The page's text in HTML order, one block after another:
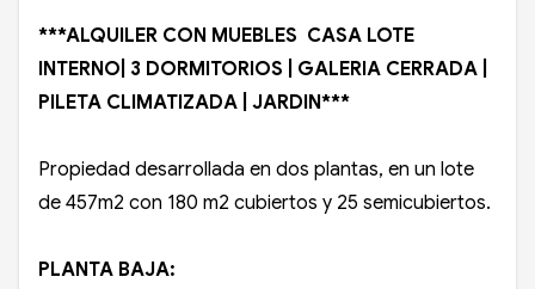
***ALQUILER CON MUEBLES CASA LOTE
INTERNO| 3 DORMITORIOS | GALERIA CERRADA |
PILETA CLIMATIZADA | JARDIN***
Propiedad desarrollada en dos plantas, en un lote
de 457m2 con 180 m2 cubiertos y 25 semicubiertos.
PLANTA BAJA: